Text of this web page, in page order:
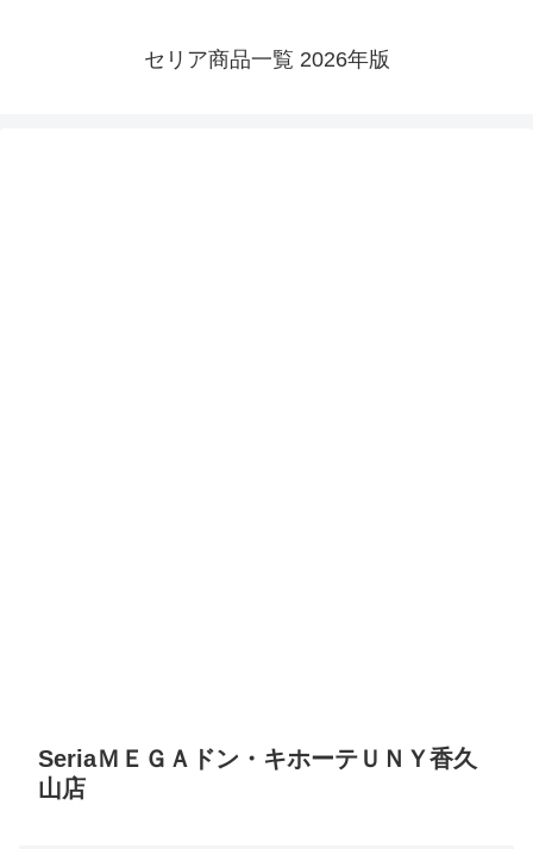
セリア商品一覧 2026年版
SeriaＭＥＧＡドン・キホーテＵＮＹ香久
山店